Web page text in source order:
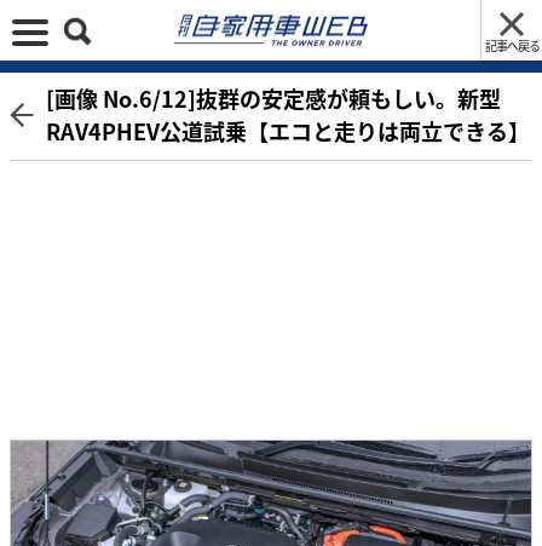
記事へ戻る
[画像 No.6/12]抜群の安定感が頼もしい。新型
RAV4PHEV公道試乗【エコと走りは両立できる】